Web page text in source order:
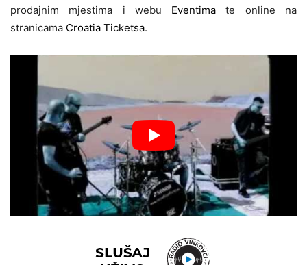
prodajnim mjestima i webu Eventima te online na
stranicama Croatia Ticketsa.